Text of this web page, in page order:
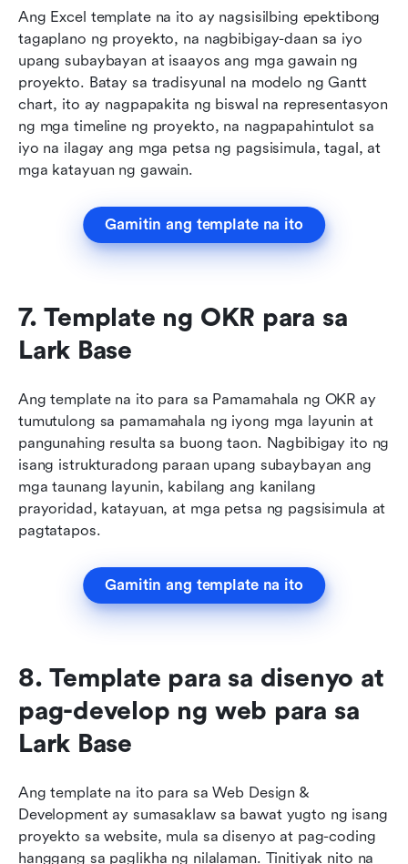
Ang Excel template na ito ay nagsisilbing epektibong
tagaplano ng proyekto, na nagbibigay-daan sa iyo
upang subaybayan at isaayos ang mga gawain ng
proyekto. Batay sa tradisyunal na modelo ng Gantt
chart, ito ay nagpapakita ng biswal na representasyon
ng mga timeline ng proyekto, na nagpapahintulot sa
iyo na ilagay ang mga petsa ng pagsisimula, tagal, at
mga katayuan ng gawain.
Gamitin ang template na ito
7. Template ng OKR para sa
Lark Base
Ang template na ito para sa Pamamahala ng OKR ay
tumutulong sa pamamahala ng iyong mga layunin at
pangunahing resulta sa buong taon. Nagbibigay ito ng
isang istrukturadong paraan upang subaybayan ang
mga taunang layunin, kabilang ang kanilang
prayoridad, katayuan, at mga petsa ng pagsisimula at
pagtatapos.
Gamitin ang template na ito
8. Template para sa disenyo at
pag-develop ng web para sa
Lark Base
Ang template na ito para sa Web Design &
Development ay sumasaklaw sa bawat yugto ng isang
proyekto sa website, mula sa disenyo at pag-coding
hanggang sa paglikha ng nilalaman. Tinitiyak nito na